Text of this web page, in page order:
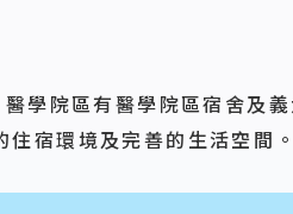
學院區有醫學院區宿舍及
宿環境及完善的生活空間。